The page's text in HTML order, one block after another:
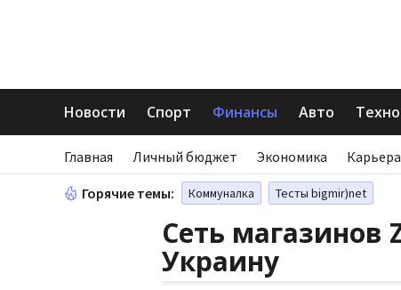
Новости Спорт Финансы Авто Техно
Главная Личный бюджет Экономика
Горячие темы: Коммуналка Тесты bigmir)net
Сеть магазинов
Украину